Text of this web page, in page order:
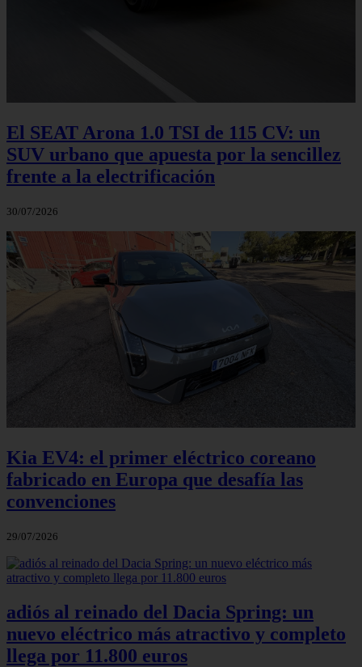
El SEAT Arona 1.0 TSI de 115 CV: un
SUV urbano que apuesta por la sencillez
frente a la electrificación
30/07/2026
Kia EV4: el primer eléctrico coreano
fabricado en Europa que desafía las
convenciones
29/07/2026
adiós al reinado del Dacia Spring: un
nuevo eléctrico más atractivo y completo
llega por 11.800 euros